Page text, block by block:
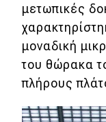
μετωπικές
μοναδική
του θώρακα
πλήρους